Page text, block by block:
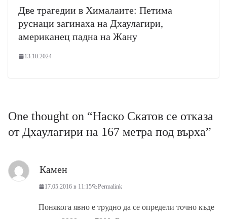
Две трагедии в Хималаите: Петима
руснаци загинаха на Дхаулагири,
американец падна на Жану
13.10.2024
One thought on “Наско Скатов се отказа
от Дхаулагири на 167 метра под върха”
Камен
17.05.2016 в 11:15 Permalink
Понякога явно е трудно да се определи точно къде